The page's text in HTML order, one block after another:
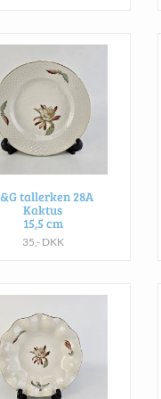
tallerken 28A
Kaktus
15,5 cm
35,- DKK